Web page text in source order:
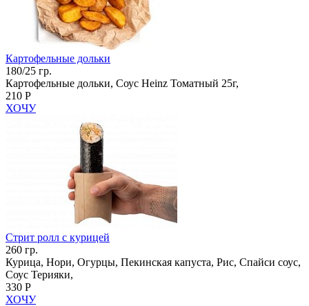
Картофельные дольки
180/25 гр.
Картофельные дольки, Соус Heinz Томатный 25г,
210 Р
ХОЧУ
Стрит ролл с курицей
260 гр.
Курица, Нори, Огурцы, Пекинская капуста, Рис, Спайси соус,
Соус Терияки,
330 Р
ХОЧУ